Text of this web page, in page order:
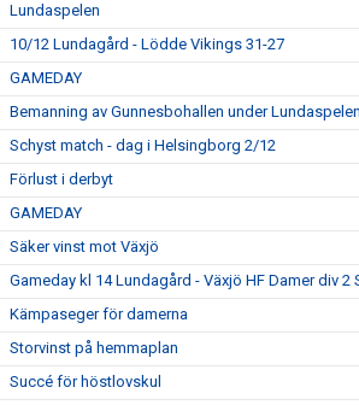
Lundaspelen
10/12 Lundagård - Lödde Vikings 31-27
GAMEDAY
Bemanning av Gunnesbohallen under Lundaspelen
Schyst match - dag i Helsingborg 2/12
Förlust i derbyt
GAMEDAY
Säker vinst mot Växjö
Gameday kl 14 Lundagård - Växjö HF Damer div 2
Kämpaseger för damerna
Storvinst på hemmaplan
Succé för höstlovskul